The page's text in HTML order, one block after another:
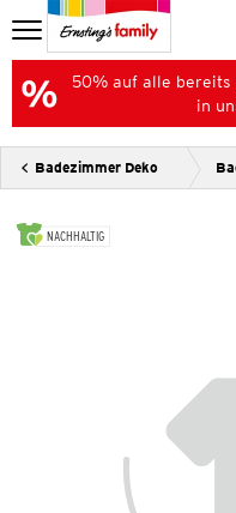
50% auf alle
in
Badezimmer Deko
NACHHALTIG